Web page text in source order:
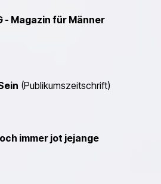
- Magazin für Männer
(Publikumszeitschrift)
immer jot jejange